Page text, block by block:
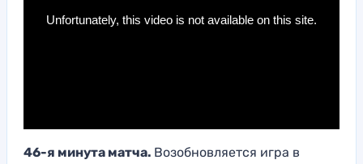
46-я минута матча. Возобновляется игра в